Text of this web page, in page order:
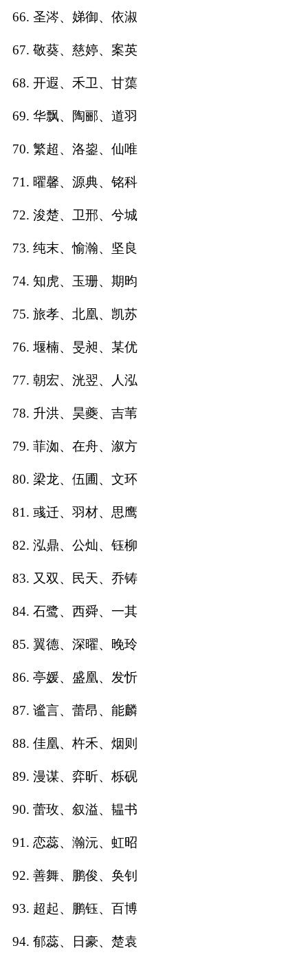
66. 圣涔、娣御、依淑
67. 敬葵、慈婷、案英
68. 开遐、禾卫、甘蕖
69. 华飘、陶郦、道羽
70. 繁超、洛鋆、仙唯
71. 曜馨、源典、铭科
72. 浚楚、卫邢、兮城
73. 纯末、愉瀚、坚良
74. 知虎、玉珊、期昀
75. 旅孝、北凰、凯苏
76. 堰楠、旻昶、某优
77. 朝宏、洸翌、人泓
78. 升洪、昊夔、吉苇
79. 菲洳、在舟、溆方
80. 梁龙、伍圃、文环
81. 彧迁、羽材、思鹰
82. 泓鼎、公灿、钰柳
83. 又双、民天、乔铸
84. 石鹭、西舜、一其
85. 翼德、深曜、晚玲
86. 亭媛、盛凰、发忻
87. 谧言、蕾昂、能麟
88. 佳凰、杵禾、烟则
89. 漫谋、弈昕、栎砚
90. 蕾玫、叙溢、韫书
91. 恋蕊、瀚沅、虹昭
92. 善舞、鹏俊、奂钊
93. 超起、鹏钰、百博
94. 郁蕊、日豪、楚袁